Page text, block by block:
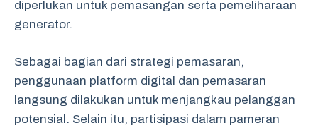
diperlukan untuk pemasangan serta pemeliharaan
generator.
Sebagai bagian dari strategi pemasaran,
penggunaan platform digital dan pemasaran
langsung dilakukan untuk menjangkau pelanggan
potensial. Selain itu, partisipasi dalam pameran